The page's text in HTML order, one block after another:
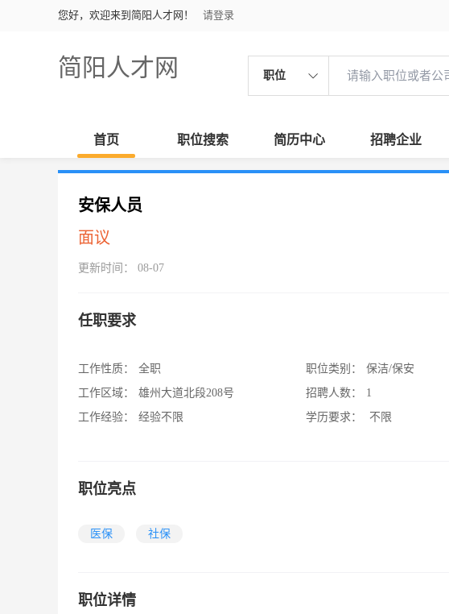
您好，欢迎来到简阳人才网！ 请登录
简阳人才网 职位
首页 职位搜索 简历中心 招聘企业
安保人员
面议
更新时间： 08-07
任职要求
工作性质：
全职
工作区域：
雄州大道北段208号
工作经验：
经验不限
职位类别：
保洁/保安
招聘人数：
1
学历要求：
不限
职位亮点
医保 社保
职位详情